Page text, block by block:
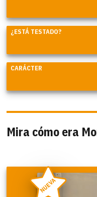
¿ESTÁ TESTADO?
CARÁCTER
Mira cómo era
NUEVA